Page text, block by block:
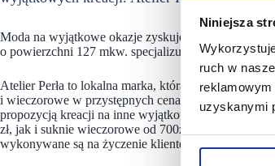
Niniejsza
ruch w
uzyskanymi
Moda na wyjątkowe okazje zyskuje w Porcie Łódź
o powierzchni 127 mkw. specjalizuje się w
Atelier Perła to lokalna marka, która narodziła się
i wieczorowe w przystępnych cenach. W efekcie
propozycją kreacji na inne wyjątkowe okazje. W
zł, jak i suknie wieczorowe od 700zł.
wykonywane są na życzenie klientek jako dodatkowa